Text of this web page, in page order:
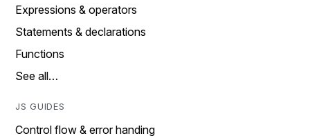
Expressions & operators
Statements & declarations
Functions
See all…
JS GUIDES
Control flow & error handing